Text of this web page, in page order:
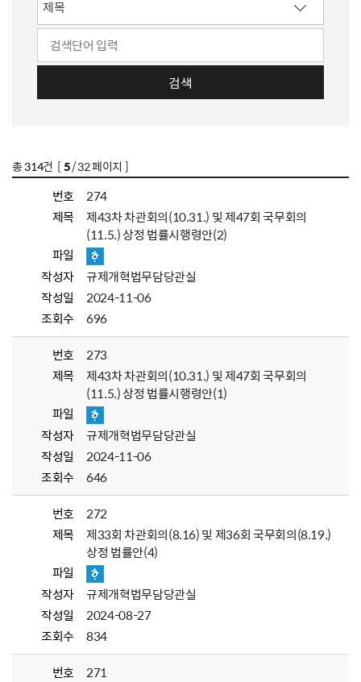
검색
총314건 [5/ 32 페이지 ]
번호
274
제목
제43차 차관회의(10.31.) 및 제47회 국무회의
(11.5.) 상정 법률시행령안(2)
파일
작성자
규제개혁법무담당관실
작성일
2024-11-06
조회수
696
번호
273
제목
제43차 차관회의(10.31.) 및 제47회 국무회의
(11.5.) 상정 법률시행령안(1)
파일
작성자
규제개혁법무담당관실
작성일
2024-11-06
조회수
646
번호
272
제목
제33회 차관회의(8.16) 및 제36회 국무회의(8.19.)
상정 법률안(4)
파일
작성자
규제개혁법무담당관실
작성일
2024-08-27
조회수
834
번호
271